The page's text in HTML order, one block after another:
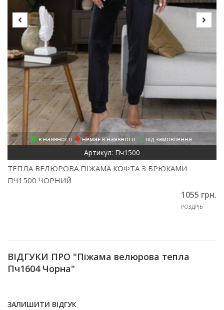
в наявності немає в наявності під замовлення
Артикул: Пч1500
ТЕПЛА ВЕЛЮРОВА ПІЖАМА КОФТА З БРЮКАМИ
ПЧ1500 ЧОРНИЙ
1055 грн.
РОЗДРІБ
ВІДГУКИ ПРО "Піжама велюрова тепла
Пч1604 Чорна"
ЗАЛИШИТИ ВІДГУК